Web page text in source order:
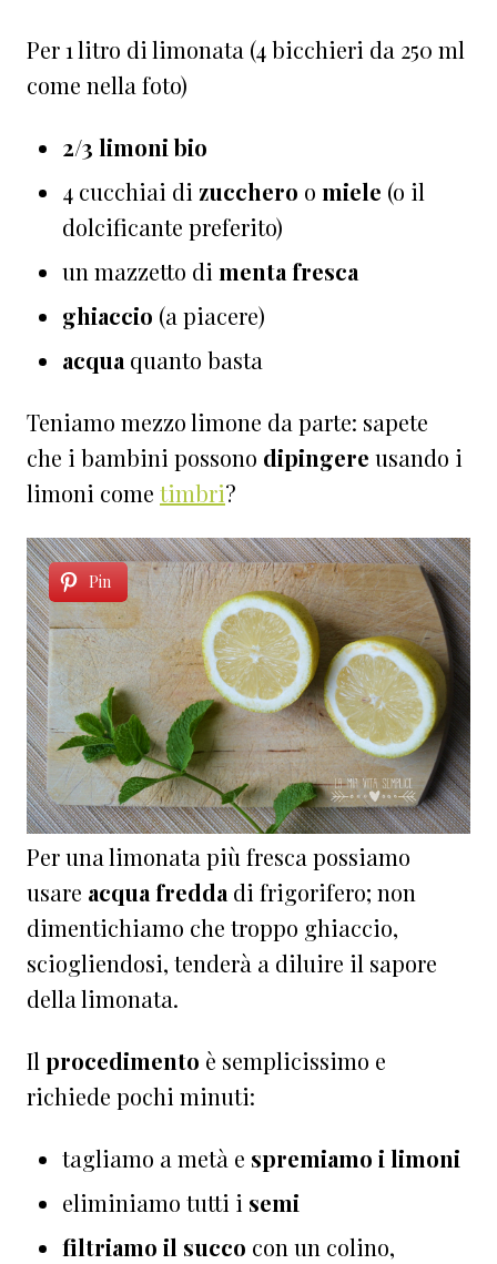
Per 1 litro di limonata (4 bicchieri da 250 ml
come nella foto)
2/3 limoni bio
4 cucchiai di zucchero o miele (o il
dolcificante preferito)
un mazzetto di menta fresca
ghiaccio (a piacere)
acqua quanto basta
Teniamo mezzo limone da parte: sapete
che i bambini possono dipingere usando i
limoni come timbri?
Pin
Per una limonata più fresca possiamo
usare acqua fredda di frigorifero; non
dimentichiamo che troppo ghiaccio,
sciogliendosi, tenderà a diluire il sapore
della limonata.
Il procedimento è semplicissimo e
richiede pochi minuti:
tagliamo a metà e spremiamo i limoni
eliminiamo tutti i semi
filtriamo il succo con un colino,